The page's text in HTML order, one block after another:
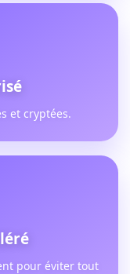
et cryptées.
pour éviter tout